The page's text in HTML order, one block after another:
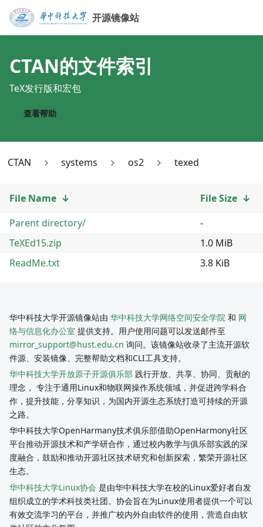
开源镜像站
CTAN的文件索引
TeX发行版和宏包
查看帮助
CTAN systems os2 texed
File Name ↓ File Size ↓
Parent directory/
-
TeXEd15.zip
1.0 MiB
ReadMe.txt
3.8 KiB
华中科技大学开源镜像站由 华中科技大学网络空间安全学院 和 网
络与信息化办公室 提供支持。用户使用问题可以发送邮件至
mirror_support@hust.edu.cn 询问。该镜像站收录了主流开源软
件源、安装镜像、完整帮助文档和CLI工具支持。
华中科技大学开放原子开源俱乐部 践行开放、共享、协同、贡献的
理念， 专注于通用Linux和物联网操作系统领域，并促进跨学科合
作，提升技能，分享知识，为国内开源生态系统打造可持续的开源
之路。
华中科技大学OpenHarmany技术俱乐部借助OpenHarmony社区
平台推动开源技术和产学研合作，通过校内教学与俱乐部实践的深
度融合，鼓励和推动开源社区技术研究和创新探索，繁荣开源社区
生态。
华中科技大学Linux协会 是由华中科技大学在校的Linux爱好者自发
组织成立的学术科技类社团。协会旨在为Linux使用者提供一个可以
有效交流学习的平台，并推广校内外自由软件的使用，营造自由软